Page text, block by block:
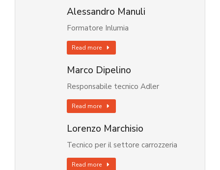
Alessandro Manuli
Formatore Inlumia
Read more
Marco Dipelino
Responsabile tecnico Adler
Read more
Lorenzo Marchisio
Tecnico per il settore carrozzeria
Read more